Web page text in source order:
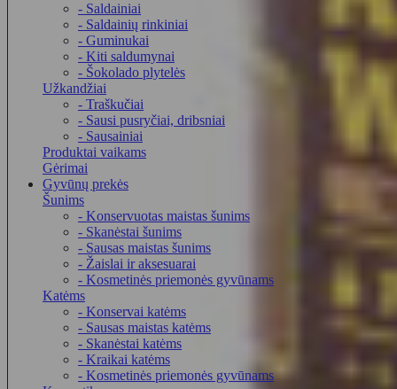
- Saldainiai
- Saldainių rinkiniai
- Guminukai
- Kiti saldumynai
- Šokolado plytelės
Užkandžiai
- Traškučiai
- Sausi pusryčiai, dribsniai
- Sausainiai
Produktai vaikams
Gėrimai
Gyvūnų prekės
Šunims
- Konservuotas maistas šunims
- Skanėstai šunims
- Sausas maistas šunims
- Žaislai ir aksesuarai
- Kosmetinės priemonės gyvūnams
Katėms
- Konservai katėms
- Sausas maistas katėms
- Skanėstai katėms
- Kraikai katėms
- Kosmetinės priemonės gyvūnams